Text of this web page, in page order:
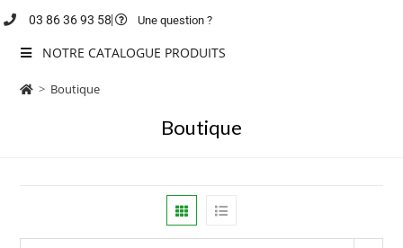
03 86 36 93 58 Une question ?
NOTRE CATALOGUE PRODUITS
> Boutique
Boutique